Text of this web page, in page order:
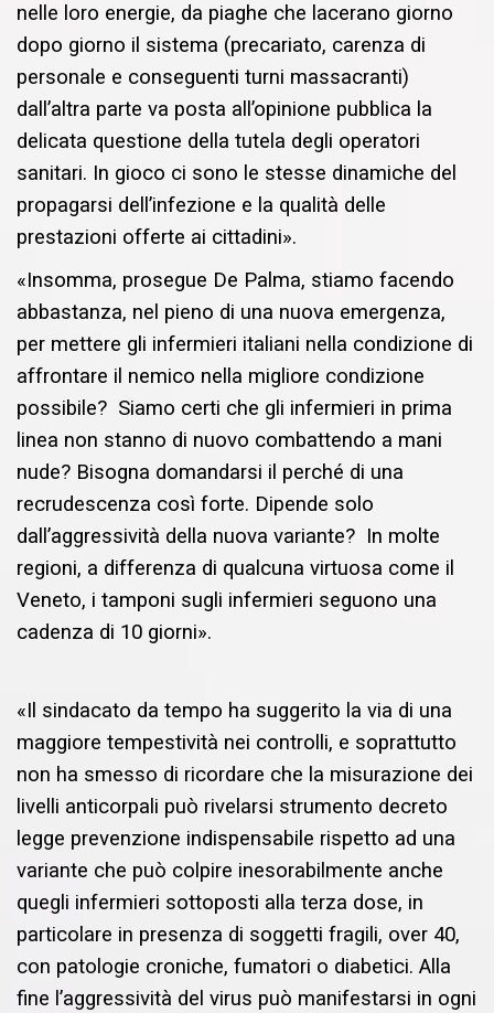
nelle loro energie, da piaghe che lacerano giorno
dopo giorno il sistema (precariato, carenza di
personale e conseguenti turni massacranti)
dall’altra parte va posta all’opinione pubblica la
delicata questione della tutela degli operatori
sanitari. In gioco ci sono le stesse dinamiche del
propagarsi dell’infezione e la qualità delle
prestazioni offerte ai cittadini».
«Insomma, prosegue De Palma, stiamo facendo
abbastanza, nel pieno di una nuova emergenza,
per mettere gli infermieri italiani nella condizione di
affrontare il nemico nella migliore condizione
possibile? Siamo certi che gli infermieri in prima
linea non stanno di nuovo combattendo a mani
nude? Bisogna domandarsi il perché di una
recrudescenza così forte. Dipende solo
dall’aggressività della nuova variante? In molte
regioni, a differenza di qualcuna virtuosa come il
Veneto, i tamponi sugli infermieri seguono una
cadenza di 10 giorni».
«Il sindacato da tempo ha suggerito la via di una
maggiore tempestività nei controlli, e soprattutto
non ha smesso di ricordare che la misurazione dei
livelli anticorpali può rivelarsi strumento decreto
legge prevenzione indispensabile rispetto ad una
variante che può colpire inesorabilmente anche
quegli infermieri sottoposti alla terza dose, in
particolare in presenza di soggetti fragili, over 40,
con patologie croniche, fumatori o diabetici. Alla
fine l’aggressività del virus può manifestarsi in ogni